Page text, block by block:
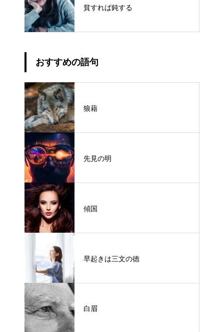
貧すれば鈍する
おすすめの語句
狼藉
先見の明
傾国
早起きは三文の徳
白眉